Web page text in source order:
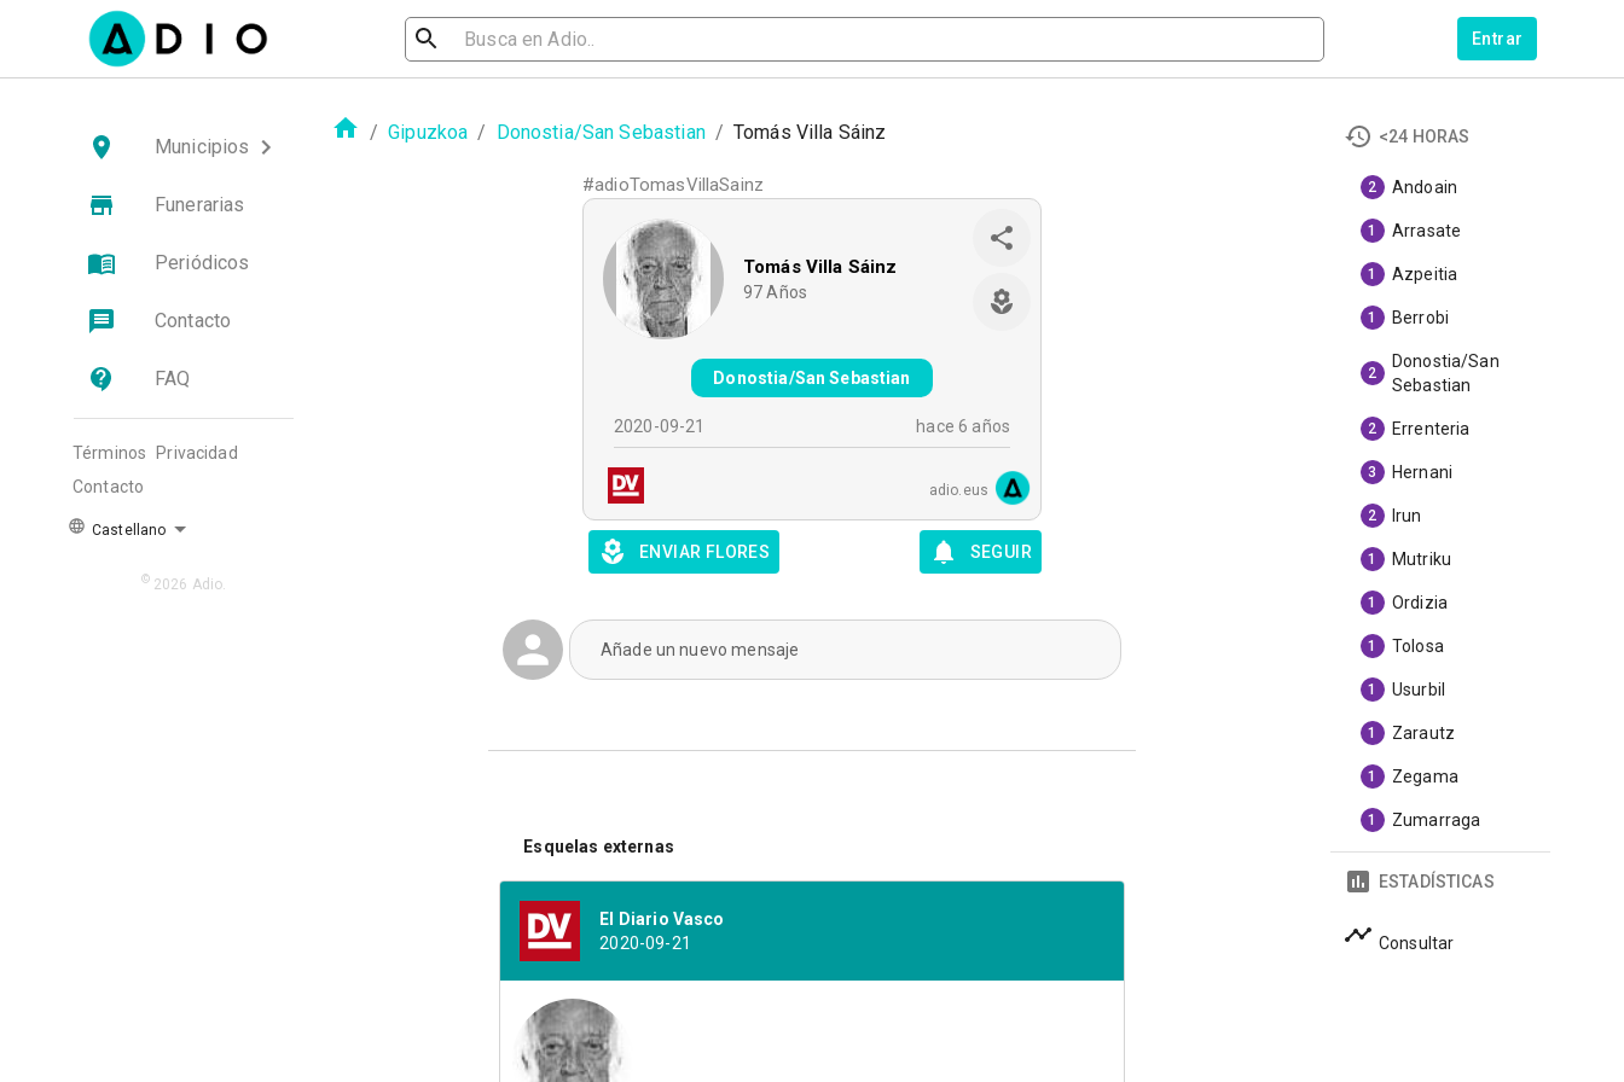
Entrar
Municipios
Funerarias
Periódicos
Contacto
FAQ
Términos
Privacidad
Contacto
Castellano
© 2026 Adio.
/ Gipuzkoa / Donostia/San Sebastian / Tomás Villa Sáinz
#adioTomasVillaSainz
Tomás Villa Sáinz
97 Años
Donostia/San Sebastian
2020-09-21 hace 6 años
adio.eus
ENVIAR FLORES SEGUIR
Añade un nuevo mensaje
Esquelas externas
El Diario Vasco
2020-09-21
<24 HORAS
2 Andoain
1 Arrasate
1 Azpeitia
1 Berrobi
2
Donostia/San
Sebastian
2 Errenteria
3 Hernani
2 Irun
1 Mutriku
1 Ordizia
1 Tolosa
1 Usurbil
1 Zarautz
1 Zegama
1 Zumarraga
ESTADÍSTICAS
Consultar